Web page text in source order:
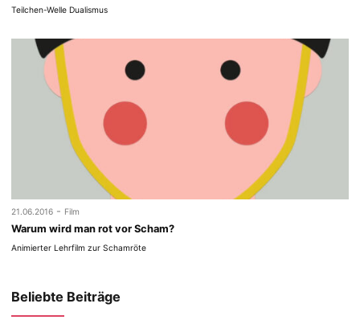
Teilchen-Welle Dualismus
21.06.2016 - Film
Warum wird man rot vor Scham?
Animierter Lehrfilm zur Schamröte
Beliebte Beiträge